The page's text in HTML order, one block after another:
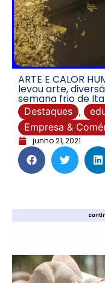
ARTE E CALOR
levou arte,
semana frio de
Destaques ,
Empresa &
junho 21, 2021